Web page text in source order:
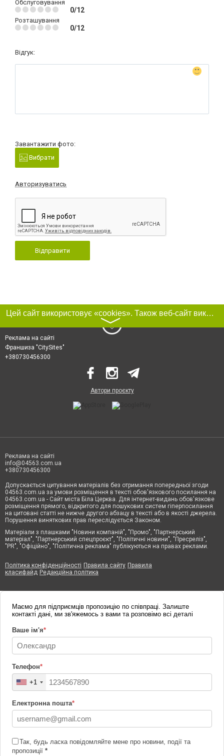
Обслуговування
0/12
Розташування
0/12
Відгук:
Завантажити фото:
Вибрати
Авторизуватись
Відправити
Цей сайт використовує «cookies». Також веб-сайт використовує інтернет-сервіс для збору технічних даних стосовно відвідувачів з метою отримання маркетингової та статистичної інформації. Умови обробки даних відвідувачів сайту див.
〉
Реклама на сайті
Франшиза "CitySites"
+380730456300
Автори проєкту
Реклама на сайті
info@04563.com.ua
+380730456300
Допускається цитування матеріалів без отримання попередньої згоди
04563.com.ua за умови розміщення в тексті обов'язкового посилання на
04563.com.ua - Сайт міста Біла Церква. Для інтернет-видань обов'язкове
розміщення прямого, відкритого для пошукових систем гіперпосилання
на цитовані статті не нижче другого абзацу в тексті або в якості джерела.
Порушення виняткових прав переслідується Законом.
Матеріали з плашками "Новини компаній", "Промо", "Партнерський
матеріал", "Партнерський спецпроєкт", "Політичні новини", "Пресреліз",
"PR", "Офіційно", "Політична реклама" публікуються на правах реклами.
Політика конфіденційності Правила сайту Правила
класифайд Редакційна політика
Маємо для підприємців пропозицію по співпраці. Залиште
контакті дані, ми зв'яжемось з вами та розповімо всі деталі
Ваше ім'я*
Телефон*
+1
Електронна пошта*
Так, будь ласка повідомляйте мене про новини, події та
пропозиції *